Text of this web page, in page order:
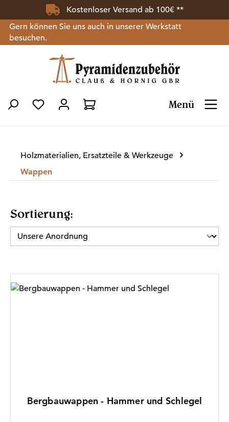
Zum Hauptinhalt springenKostenloser Versand ab 100€ **
Gern können Sie uns auch in unserer Werkstatt
besuchen.
Menü
Du hast 0 Produkte auf dem Merkzettel
Holzmaterialien, Ersatzteile & Werkzeuge
Wappen
Sortierung:
Bergbauwappen - Hammer und Schlegel